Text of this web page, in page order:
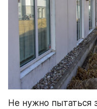
Не нужно пытаться